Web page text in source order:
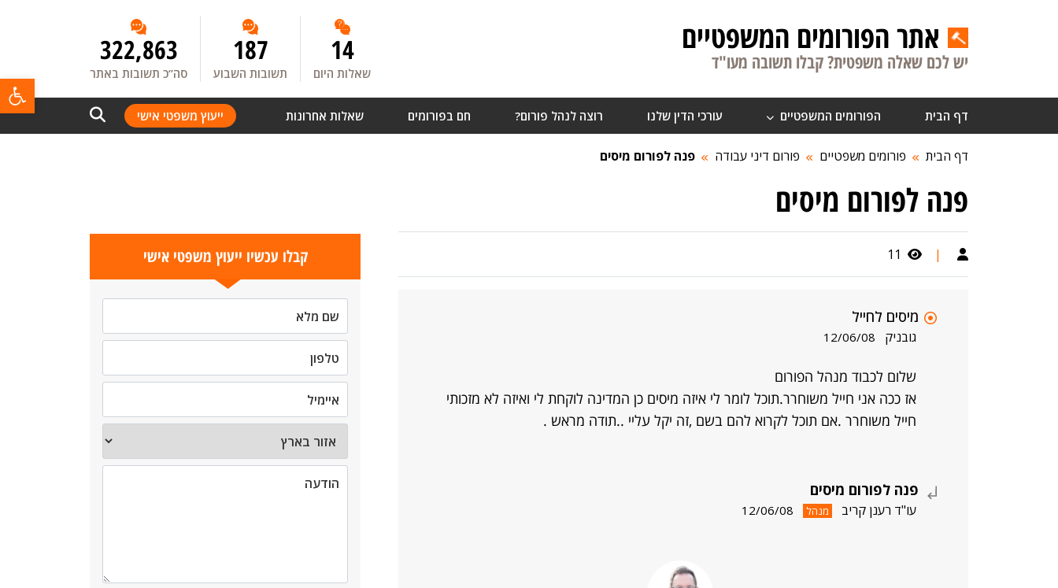
אתר הפורומים המשפטיים
יש לכם שאלה משפטית? קבלו תשובה מעו"ד 14
שאלות היום
187
תשובות השבוע
322,863
סה”כ תשובות באתר
דף הבית הפורומים המשפטיים עורכי הדין שלנו רוצה לנהל פורום? חם בפורומים שאלות אחרונות ייעוץ משפטי אישי
דף הבית פורומים משפטיים פורום דיני עבודה פנה לפורום מיסים
פנה לפורום מיסים
|
11
מיסים לחייל
גובניק 12/06/08
שלום לכבוד מנהל הפורום
אז ככה אני חייל משוחרר.תוכל לומר לי איזה מיסים כן המדינה לוקחת לי ואיזה לא מזכותי
חייל משוחרר .אם תוכל לקרוא להם בשם ,זה יקל עליי ..תודה מראש .
פנה לפורום מיסים
עו"ד רענן קריב מנהל 12/06/08
קבלו עכשיו ייעוץ משפטי אישי